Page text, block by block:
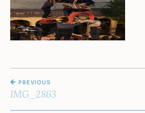
Ñ
O
Z
NAVEGACIÓ
D'ENTRADES
PREVIOUS
IMG_2863